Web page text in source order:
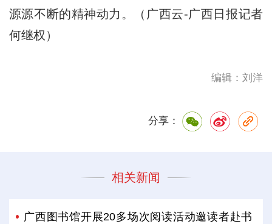
源源不断的精神动力。（广西云-广西日报记者
何继权）
编辑：刘洋
分享：
相关新闻
广西图书馆开展20多场次阅读活动邀读者赴书